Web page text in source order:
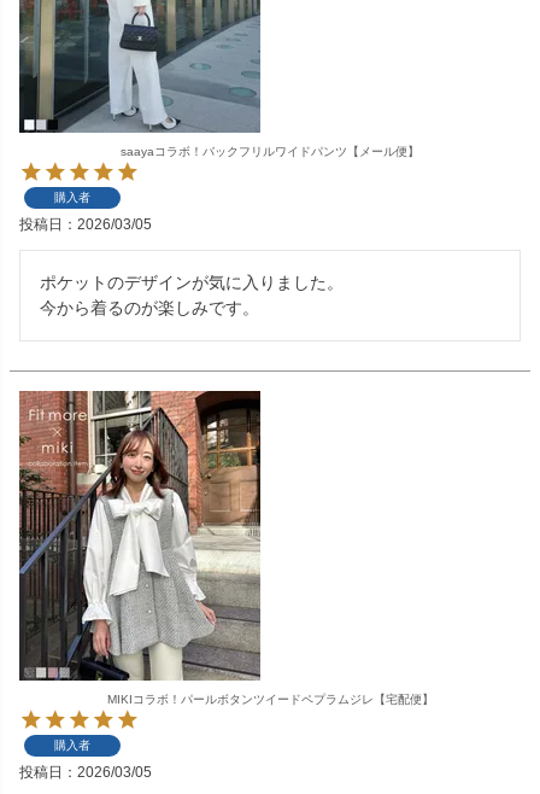
saayaコラボ！バックフリルワイドパンツ【メール便】
購入者
投稿日 2026/03/05
ポケットのデザインが気に入りました。
今から着るのが楽しみです。
MIKIコラボ！パールボタンツイードペプラムジレ【宅配便】
購入者
投稿日 2026/03/05